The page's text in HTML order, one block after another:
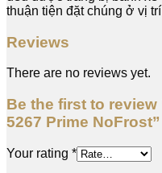
thuận tiện đặt chúng ở vị
Reviews
There are no reviews yet.
Be the first to review
5267 Prime NoFrost”
Your rating *